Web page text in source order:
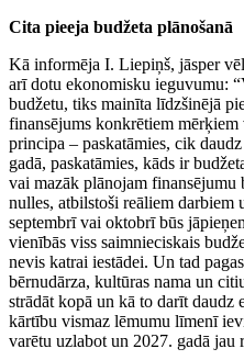
Cita pieeja budžeta plānošanā
Kā informēja I. Liepiņš, jāsper
arī dotu ekonomisku ieguvumu:
budžetu, tiks mainīta līdzšinējā
finansējums konkrētiem
principa – paskatāmies, cik
gadā, paskatāmies, kāds ir
vai mazāk plānojam finansējumu
nulles, atbilstoši reāliem darbiem
septembrī vai oktobrī būs
vienībās viss saimnieciskais
nevis katrai iestādei. Un tad
bērnudārza, kultūras nama un
strādāt kopā un kā to darīt
kārtību vismaz lēmumu līmenī
varētu uzlabot un 2027. gadā jau